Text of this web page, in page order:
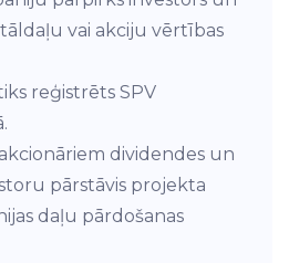
vai akciju vērtības
reģistrēts SPV
dividendes un
pārstāvis projekta
daļu pārdošanas